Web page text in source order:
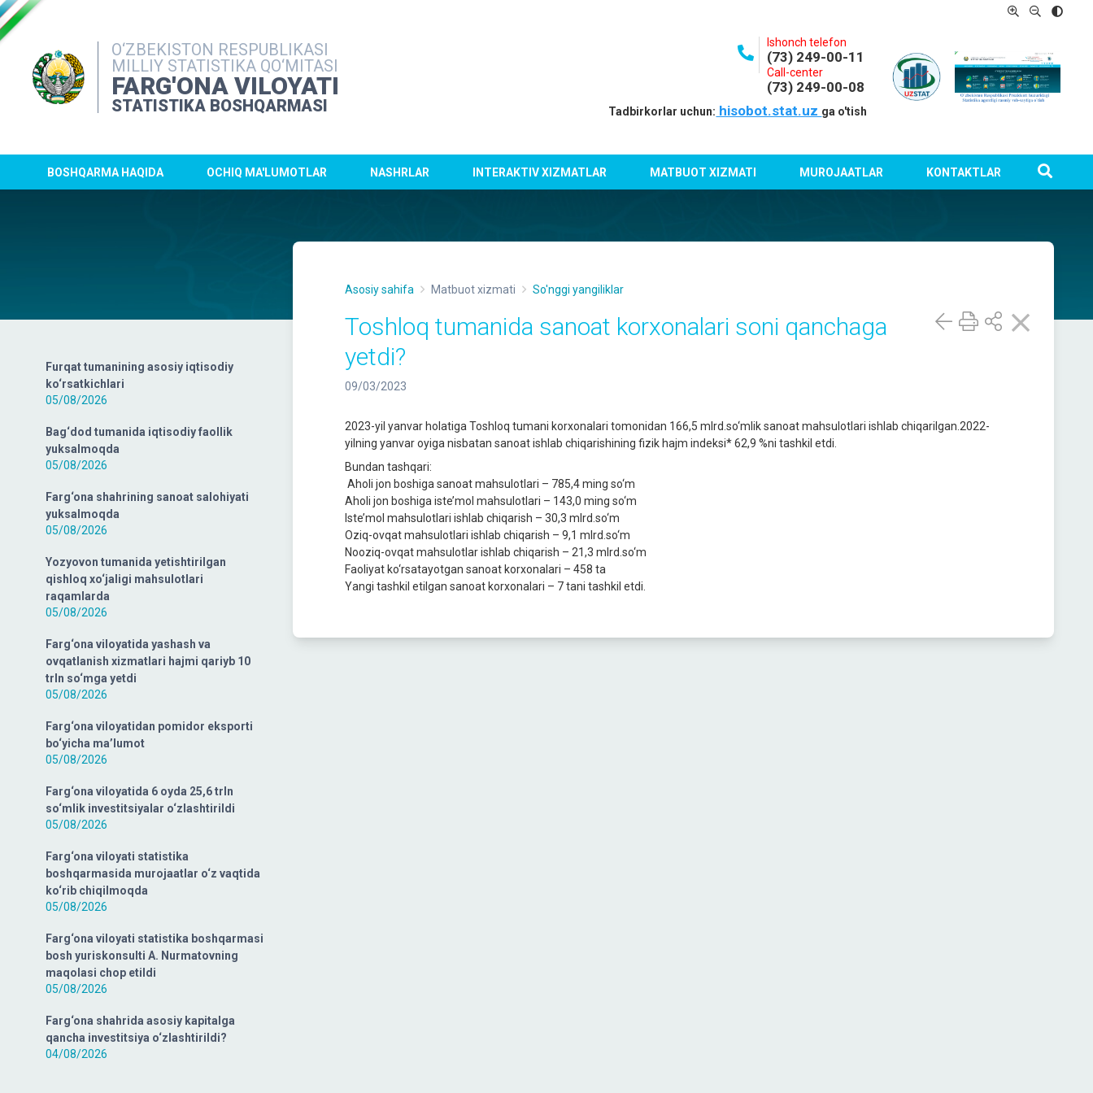
O‘ZBEKISTON RESPUBLIKASI
MILLIY STATISTIKA QO‘MITASI
FARG'ONA VILOYATI
STATISTIKA BOSHQARMASI
Ishonch telefon
(73) 249-00-11
Call-center
(73) 249-00-08
Tadbirkorlar uchun: hisobot.stat.uz ga o'tish
BOSHQARMA HAQIDA OCHIQ MA'LUMOTLAR NASHRLAR INTERAKTIV XIZMATLAR MATBUOT XIZMATI MUROJAATLAR KONTAKTLAR
Furqat tumanining asosiy iqtisodiy
ko‘rsatkichlari
05/08/2026
Bag‘dod tumanida iqtisodiy faollik
yuksalmoqda
05/08/2026
Farg‘ona shahrining sanoat salohiyati
yuksalmoqda
05/08/2026
Yozyovon tumanida yetishtirilgan
qishloq xo‘jaligi mahsulotlari
raqamlarda
05/08/2026
Farg‘ona viloyatida yashash va
ovqatlanish xizmatlari hajmi qariyb 10
trln so‘mga yetdi
05/08/2026
Farg‘ona viloyatidan pomidor eksporti
bo‘yicha ma’lumot
05/08/2026
Farg‘ona viloyatida 6 oyda 25,6 trln
so‘mlik investitsiyalar o‘zlashtirildi
05/08/2026
Farg‘ona viloyati statistika
boshqarmasida murojaatlar o‘z vaqtida
ko‘rib chiqilmoqda
05/08/2026
Farg‘ona viloyati statistika boshqarmasi
bosh yuriskonsulti A. Nurmatovning
maqolasi chop etildi
05/08/2026
Farg‘ona shahrida asosiy kapitalga
qancha investitsiya o‘zlashtirildi?
04/08/2026
Asosiy sahifa Matbuot xizmati So'nggi yangiliklar
Toshloq tumanida sanoat korxonalari soni qanchaga
yetdi?
09/03/2023
2023-yil yanvar holatiga Toshloq tumani korxonalari tomonidan 166,5 mlrd.so‘mlik sanoat mahsulotlari ishlab chiqarilgan.2022-
yilning yanvar oyiga nisbatan sanoat ishlab chiqarishining fizik hajm indeksi* 62,9 %ni tashkil etdi.
Bundan tashqari:
Aholi jon boshiga sanoat mahsulotlari – 785,4 ming so‘m
Aholi jon boshiga iste’mol mahsulotlari – 143,0 ming so‘m
Iste’mol mahsulotlari ishlab chiqarish – 30,3 mlrd.so‘m
Oziq-ovqat mahsulotlari ishlab chiqarish – 9,1 mlrd.so‘m
Nooziq-ovqat mahsulotlar ishlab chiqarish – 21,3 mlrd.so‘m
Faoliyat ko‘rsatayotgan sanoat korxonalari – 458 ta
Yangi tashkil etilgan sanoat korxonalari – 7 tani tashkil etdi.